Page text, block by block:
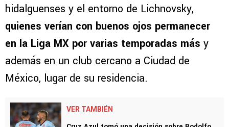
hidalguenses y el entorno de Lichnovsky,
quienes verían con buenos ojos permanecer
en la Liga MX por varias temporadas más y
además en un club cercano a Ciudad de
México, lugar de su residencia.
VER TAMBIÉN